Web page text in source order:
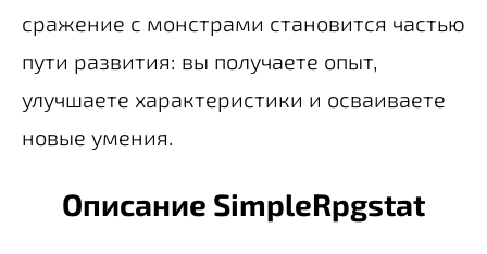
сражение с монстрами становится частью
пути развития: вы получаете опыт,
улучшаете характеристики и осваиваете
новые умения.
Описание SimpleRpgstat